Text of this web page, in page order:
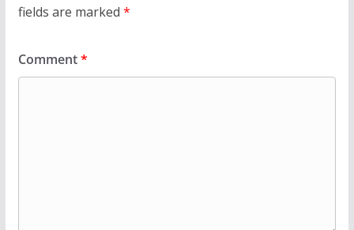
fields are marked *
Comment*